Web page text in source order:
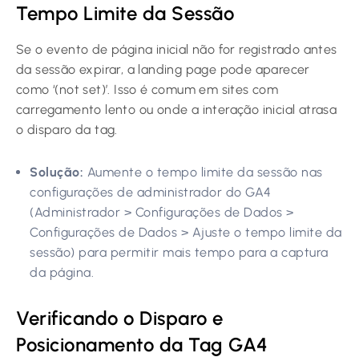
Tempo Limite da Sessão
Se o evento de página inicial não for registrado antes
da sessão expirar, a landing page pode aparecer
como ‘(not set)’. Isso é comum em sites com
carregamento lento ou onde a interação inicial atrasa
o disparo da tag.
Solução: Aumente o tempo limite da sessão nas
configurações de administrador do GA4
(Administrador > Configurações de Dados >
Configurações de Dados > Ajuste o tempo limite da
sessão) para permitir mais tempo para a captura
da página.
Verificando o Disparo e
Posicionamento da Tag GA4